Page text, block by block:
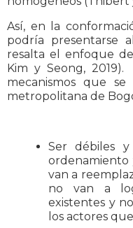
Así, en la
podría presentarse
resalta el enfoque
Kim y Seong,
mecanismos que
metropolitana de
Ser débiles
van a
no van a
existentes y
los actores